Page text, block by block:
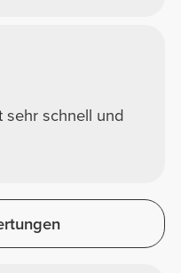
sehr schnell und